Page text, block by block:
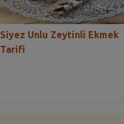
Siyez Unlu Zeytinli Ekmek
Tarifi